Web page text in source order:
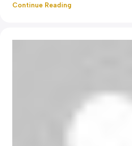
Continue Reading